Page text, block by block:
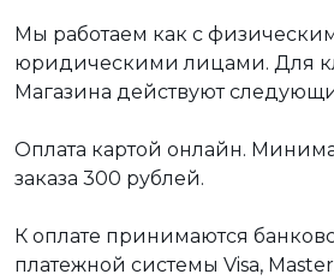
Мы работаем как с
юридическими лицами. Для
Магазина действуют
Оплата картой онлайн.
заказа 300 рублей.
К оплате принимаются
платежной системы Visa,